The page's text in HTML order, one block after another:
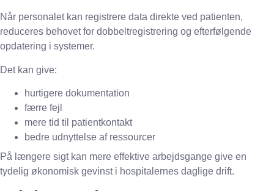
Når personalet kan registrere data direkte ved patienten,
reduceres behovet for dobbeltregistrering og efterfølgende
opdatering i systemer.
Det kan give:
hurtigere dokumentation
færre fejl
mere tid til patientkontakt
bedre udnyttelse af ressourcer
På længere sigt kan mere effektive arbejdsgange give en
tydelig økonomisk gevinst i hospitalernes daglige drift.